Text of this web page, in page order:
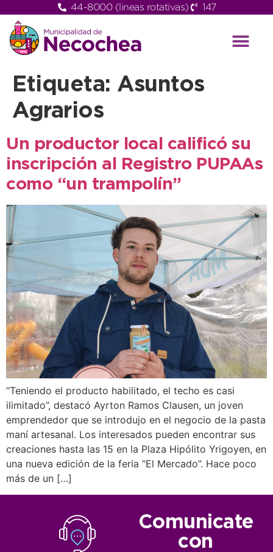
44-8000 (lineas rotativas) 147
Etiqueta: Asuntos
Agrarios
Un productor local calificó su
inscripción al Registro PUPAAs
como “un trampolín”
“Teniendo el producto habilitado, el techo es casi
ilimitado”, destacó Ayrton Ramos Clausen, un joven
emprendedor que se introdujo en el negocio de la pasta
maní artesanal. Los interesados pueden encontrar sus
creaciones hasta las 15 en la Plaza Hipólito Yrigoyen, en
una nueva edición de la feria “El Mercado”. Hace poco
más de un […]
Comunicate
con